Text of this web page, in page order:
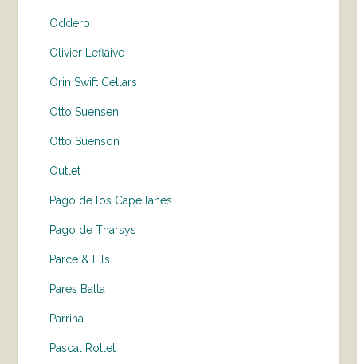
Oddero
Olivier Leflaive
Orin Swift Cellars
Otto Suensen
Otto Suenson
Outlet
Pago de los Capellanes
Pago de Tharsys
Parce & Fils
Pares Balta
Parrina
Pascal Rollet